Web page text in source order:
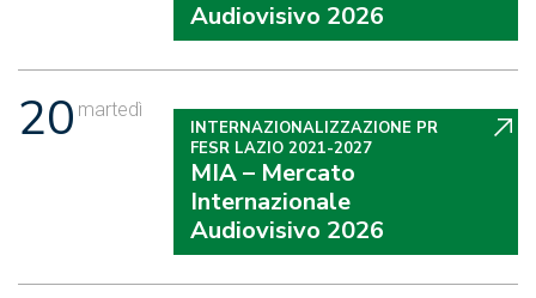
Audiovisivo 2026
20 martedì
INTERNAZIONALIZZAZIONE PR
FESR LAZIO 2021-2027
MIA – Mercato
Internazionale
Audiovisivo 2026